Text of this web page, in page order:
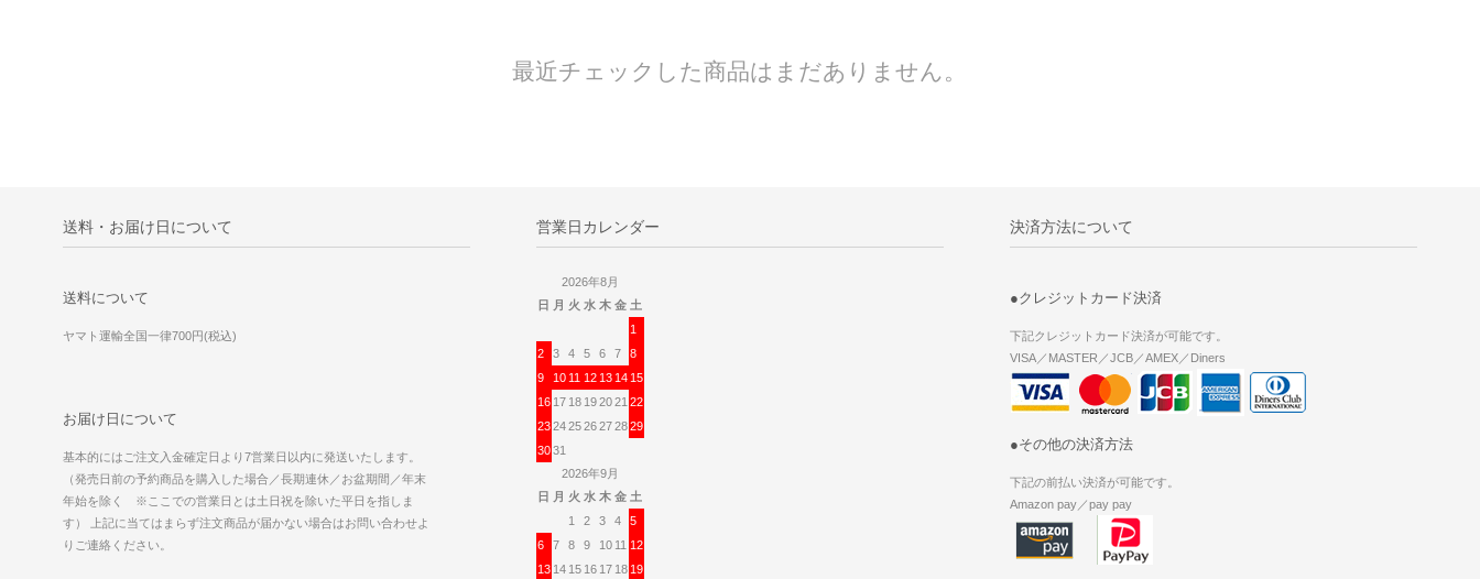
最近チェックした商品はまだありません。
送料・お届け日について
送料について
ヤマト運輸全国一律700円(税込)
お届け日について
基本的にはご注文入金確定日より7営業日以内に発送いたします。
（発売日前の予約商品を購入した場合／長期連休／お盆期間／年末
年始を除く ※ここでの営業日とは土日祝を除いた平日を指しま
す） 上記に当てはまらず注文商品が届かない場合はお問い合わせよ
りご連絡ください。
営業日カレンダー
2026年8月
日 月 火 水 木 金 土
1
2
3 4 5 6 7
8
9
10 11 12 13 14 15
16 17 18 192021 22
23242526272829
3031
2026年9月
日 月 火 水 木 金 土
1
2 3 4
5
6
7 8 9 10 11 12
13 14 15 16 17 18 19
決済方法について
●クレジットカード決済
下記クレジットカード決済が可能です。
VISA／MASTER／JCB／AMEX／Diners
●その他の決済方法
下記の前払い決済が可能です。
Amazon pay／pay pay